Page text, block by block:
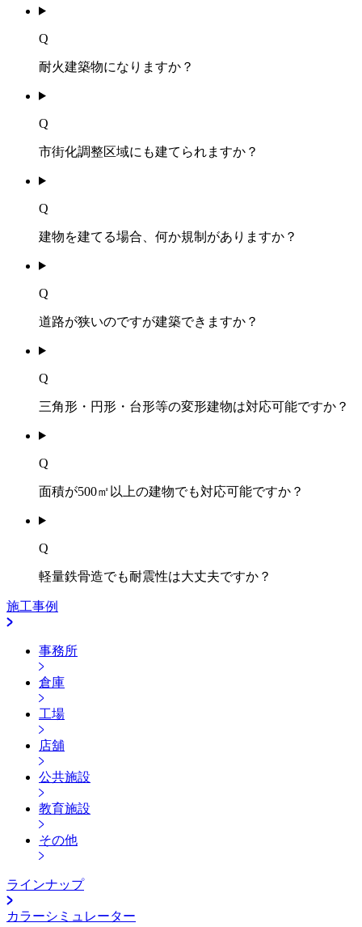
Q
耐火建築物になりますか？
Q
市街化調整区域にも建てられますか？
Q
建物を建てる場合、何か規制がありますか？
Q
道路が狭いのですが建築できますか？
Q
三角形・円形・台形等の変形建物は対応可能ですか？
Q
面積が500㎡以上の建物でも対応可能ですか？
Q
軽量鉄骨造でも耐震性は大丈夫ですか？
施工事例
事務所
倉庫
工場
店舖
公共施設
教育施設
その他
ラインナップ
カラーシミュレーター